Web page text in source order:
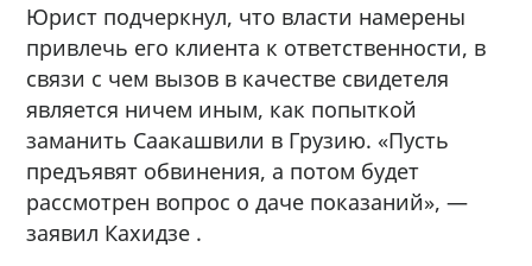
Юрист подчеркнул, что власти намерены
привлечь его клиента к ответственности, в
связи с чем вызов в качестве свидетеля
является ничем иным, как попыткой
заманить Саакашвили в Грузию. «Пусть
предъявят обвинения, а потом будет
рассмотрен вопрос о даче показаний», —
заявил Кахидзе .